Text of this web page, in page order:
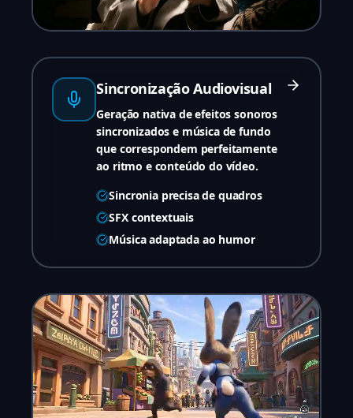
Sincronização Audiovisual
Geração nativa de efeitos sonoros
sincronizados e música de fundo
que correspondem perfeitamente
ao ritmo e conteúdo do vídeo.
Sincronia precisa de quadros
SFX contextuais
Música adaptada ao humor